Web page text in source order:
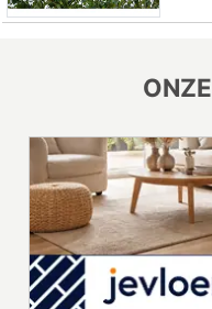
ONZE